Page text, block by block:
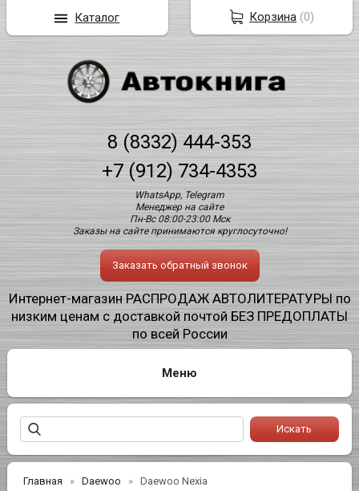
8 (8332) 444-353
+7 (912) 734-4353
WhatsApp, Telegram
Менеджер на сайте
Пн-Вс 08:00-23:00 Мск
Заказы на сайте принимаются круглосуточно!
Заказать обратный звонок
Интернет-магазин РАСПРОДАЖ АВТОЛИТЕРАТУРЫ по
низким ценам с доставкой почтой БЕЗ ПРЕДОПЛАТЫ
по всей России
Главная Daewoo Daewoo Nexia
Корзина (0)
Каталог